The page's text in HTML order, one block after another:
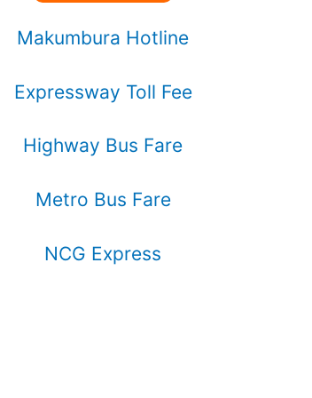
Makumbura Hotline
Expressway Toll Fee
Highway Bus Fare
Metro Bus Fare
NCG Express